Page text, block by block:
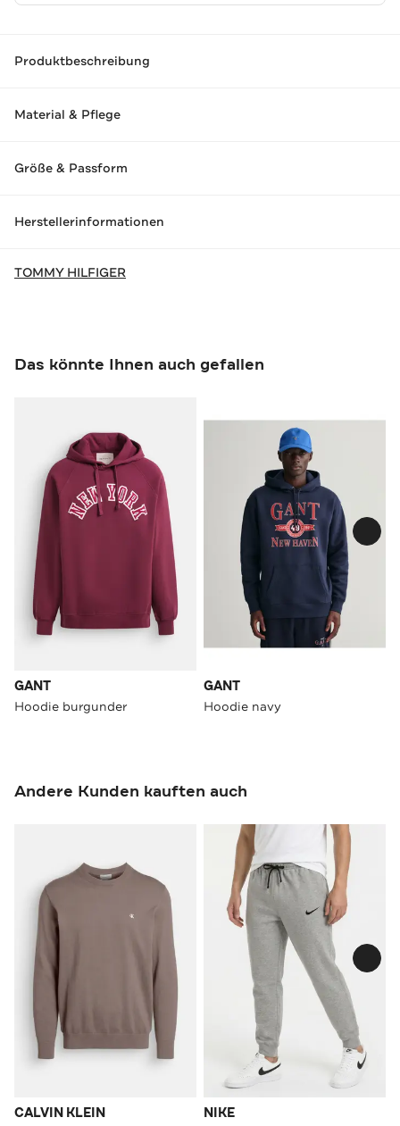
Produktbeschreibung
Material & Pflege
Größe & Passform
Herstellerinformationen
TOMMY HILFIGER
Das könnte Ihnen auch gefallen
GANT
Hoodie burgunder
GANT
Hoodie navy
Andere Kunden kauften auch
CALVIN KLEIN NIKE